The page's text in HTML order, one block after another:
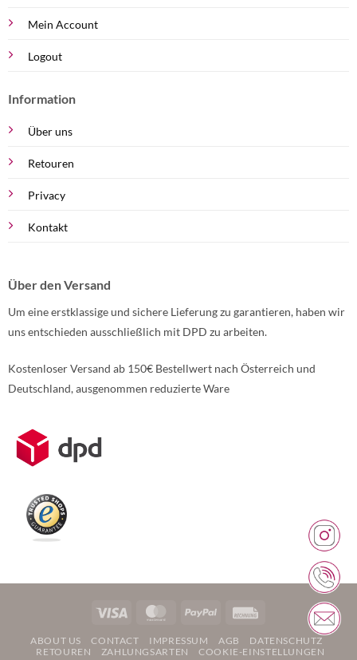
Mein Account
Logout
Information
Über uns
Retouren
Privacy
Kontakt
Über den Versand
Um eine erstklassige und sichere Lieferung zu garantieren, haben wir
uns entschieden ausschließlich mit DPD zu arbeiten.
Kostenloser Versand ab 150€ Bestellwert nach Österreich und
Deutschland, ausgenommen reduzierte Ware
Weitere Informationen über den gesperrten Inhalt.
Visa MasterCardPayPal
ABOUT US CONTACT IMPRESSUM AGB
DATENSCHUTZ
RETOUREN
ZAHLUNGSARTEN COOKIE-EINSTELLUNGEN